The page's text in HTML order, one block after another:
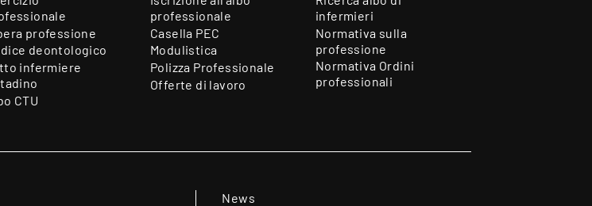
professione
deontologico
infermiere
CTU
professionale
Casella PEC
Modulistica
Polizza Professionale
Offerte di lavoro
infermieri
Normativa sulla
professione
Normativa Ordini
professionali
News